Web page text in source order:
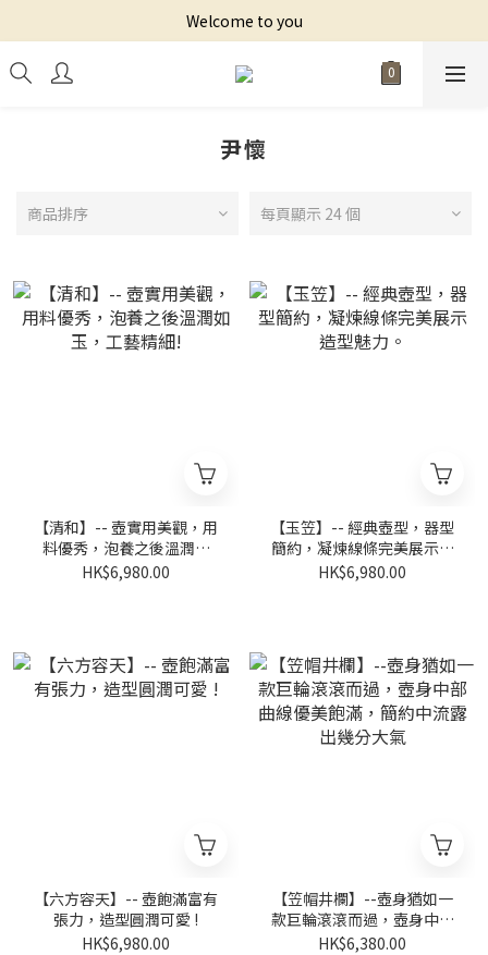
Welcome to you
尹懷
商品排序 每頁顯示 24 個
【清和】-- 壺實用美觀，用
料優秀，泡養之後溫潤如
玉，工藝精細!
HK$6,980.00
【玉笠】-- 經典壺型，器型
簡約，凝煉線條完美展示造
型魅力。
HK$6,980.00
【六方容天】-- 壺飽滿富有
張力，造型圓潤可愛 !
HK$6,980.00
【笠帽井欄】--壺身猶如一
款巨輪滾滾而過，壺身中部
曲線優美飽滿，簡約中流露
HK$6,380.00